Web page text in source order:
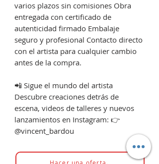
varios plazos sin comisiones Obra
entregada con certificado de
autenticidad firmado Embalaje
seguro y profesional Contacto directo
con el artista para cualquier cambio
antes de la compra.
📲 Sigue el mundo del artista
Descubre creaciones detrás de
escena, videos de talleres y nuevos
lanzamientos en Instagram: 👉
@vincent_bardou